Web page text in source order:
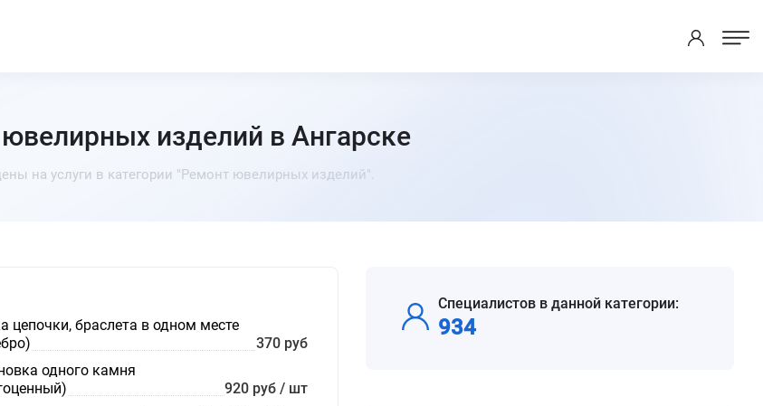
изделий в Ангарске
на услуги в категории "Ремонт ювелирных изделий".
цепочки, браслета в одном месте
370 руб
одного камня
920 руб / шт
Специалистов в данной категории:
934